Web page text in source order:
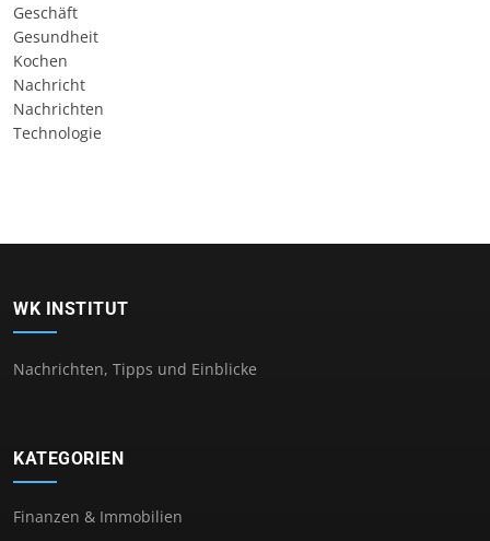
Geschäft
Gesundheit
Kochen
Nachricht
Nachrichten
Technologie
WK INSTITUT
Nachrichten, Tipps und Einblicke
KATEGORIEN
Finanzen & Immobilien